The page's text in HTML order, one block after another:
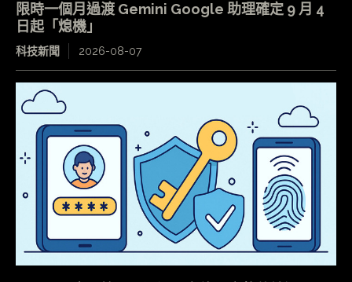
限時一個月過渡 Gemini Google 助理確定 9 月 4
日起「熄機」
科技新聞 2026-08-07